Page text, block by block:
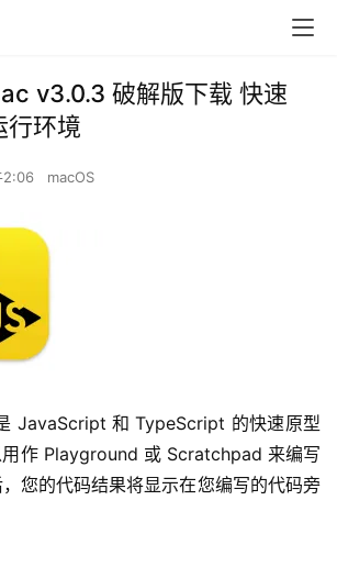
v3.0.3 破解版下载 快速
环境
2:06 macOS
JavaScript 和 TypeScript 的快速原型
作 Playground 或 Scratchpad 来编写
您的代码结果将显示在您编写的代码旁